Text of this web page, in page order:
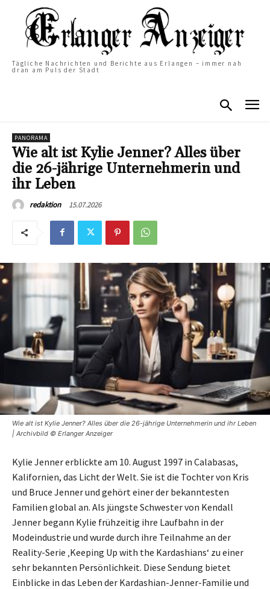
Tägliche Nachrichten und Berichte aus Erlangen – immer nah
dran am Puls der Stadt
PANORAMA
Wie alt ist Kylie Jenner? Alles über
die 26-jährige Unternehmerin und
ihr Leben
redaktion 15.07.2026
Wie alt ist Kylie Jenner? Alles über die 26-jährige Unternehmerin und ihr Leben
| Archivbild © Erlanger Anzeiger
Kylie Jenner erblickte am 10. August 1997 in Calabasas,
Kalifornien, das Licht der Welt. Sie ist die Tochter von Kris
und Bruce Jenner und gehört einer der bekanntesten
Familien global an. Als jüngste Schwester von Kendall
Jenner begann Kylie frühzeitig ihre Laufbahn in der
Modeindustrie und wurde durch ihre Teilnahme an der
Reality-Serie ‚Keeping Up with the Kardashians‘ zu einer
sehr bekannten Persönlichkeit. Diese Sendung bietet
Einblicke in das Leben der Kardashian-Jenner-Familie und